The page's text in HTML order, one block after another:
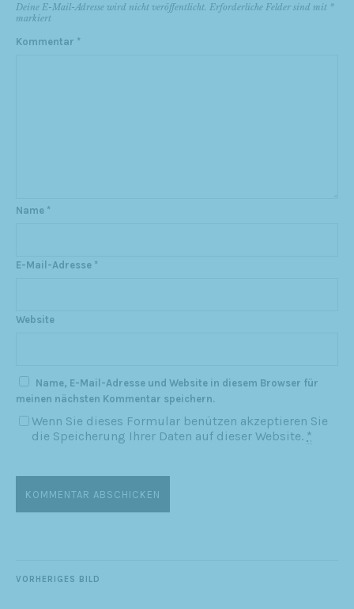
Deine E-Mail-Adresse wird nicht veröffentlicht. Erforderliche Felder sind mit *
markiert
Kommentar *
Name *
E-Mail-Adresse *
Website
Name, E-Mail-Adresse und Website in diesem Browser für
meinen nächsten Kommentar speichern.
Wenn Sie dieses Formular benützen akzeptieren Sie
die Speicherung Ihrer Daten auf dieser Website. *
VORHERIGES BILD